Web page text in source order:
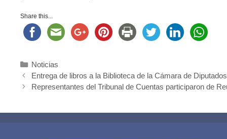
Share this...
Categorías
Noticias
Entrega de libros a la Biblioteca de la Cámara de
Representantes del Tribunal de Cuentas participaron de